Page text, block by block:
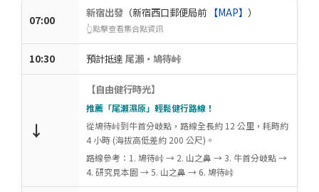
07:00
新宿出發 （新宿西口郵便局前 【MAP】 ）
👆點擊查看集合點資訊
10:30 預計抵達 尾瀨・鳩待峠
↓
【自由健行時光】
推薦「尾瀨濕原」輕鬆健行路線！
從鳩待峠到牛首分岐點，路線全長約 12 公里，耗時約
4 小時 (海拔高低差約 200 公尺)。
路線參考：1. 鳩待峠 → 2. 山之鼻 → 3. 牛首分岐點 →
4. 研究見本園 → 5. 山之鼻 → 6. 鳩待峠